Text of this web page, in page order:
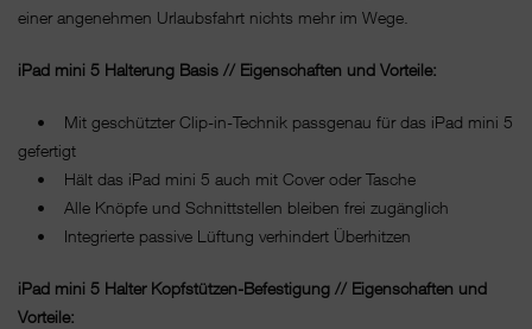
einer angenehmen Urlaubsfahrt nichts mehr im Wege.
iPad mini 5 Halterung Basis // Eigenschaften und Vorteile:
• Mit geschützter Clip-in-Technik passgenau für das iPad mini 5
gefertigt
• Hält das iPad mini 5 auch mit Cover oder Tasche
• Alle Knöpfe und Schnittstellen bleiben frei zugänglich
• Integrierte passive Lüftung verhindert Überhitzen
iPad mini 5 Halter Kopfstützen-Befestigung // Eigenschaften und
Vorteile: